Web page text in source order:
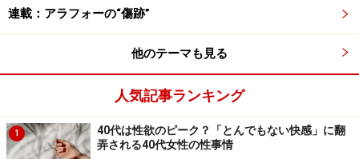
とは父の年金で月々間に合うという話だった。父が施設
に入るとき、母と暮らしていた賃貸マンションを引き払
ったのも姉と彼氏。そのときだって、私は立ち会わせて
もらえなかったんですよ。まあ、私が忙しかったのもあ
私はお金がほしいわけじゃない。姉妹としてオープンに
連載：アラフォーの“傷跡”
他のテーマも見る
人気記事ランキング
1
40代は性欲のピーク？「とんでもない快感」に翻
弄される40代女性の性事情